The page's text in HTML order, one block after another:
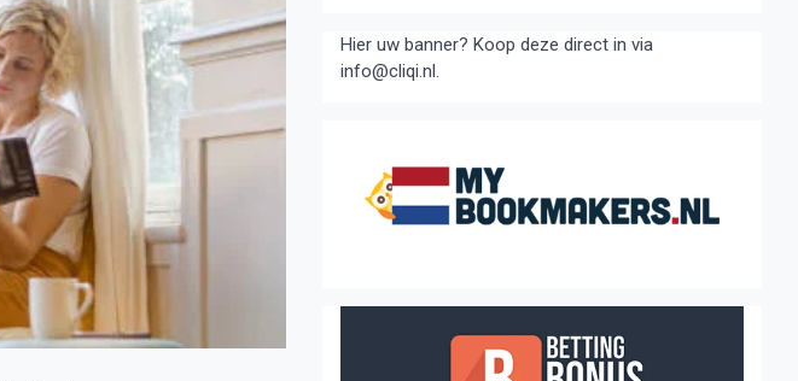
Hier uw banner? Koop deze direct in via
info@cliqi.nl.